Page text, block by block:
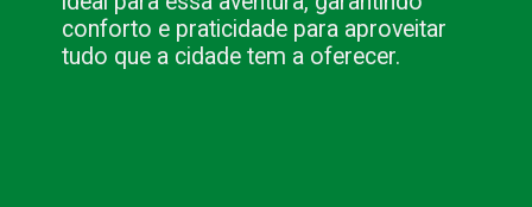
conforto e praticidade para aproveitar
tudo que a cidade tem a oferecer.